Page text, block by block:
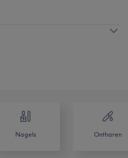
Nagels Ontharen